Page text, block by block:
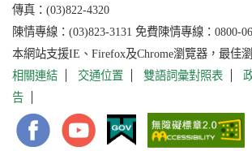
傳真：(03)822-4320
陳情專線：(03)823-3131 免費陳情專線：0800-
本網站支援IE、Firefox及Chrome瀏覽器，最佳
相關連結
交通位置 雙語詞彙對照表
告